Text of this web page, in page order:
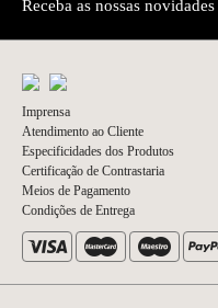
Receba as nossas
Imprensa
Atendimento ao Cliente
Especificidades dos Produtos
Certificação de Contrastaria
Meios de Pagamento
Condições de Entrega